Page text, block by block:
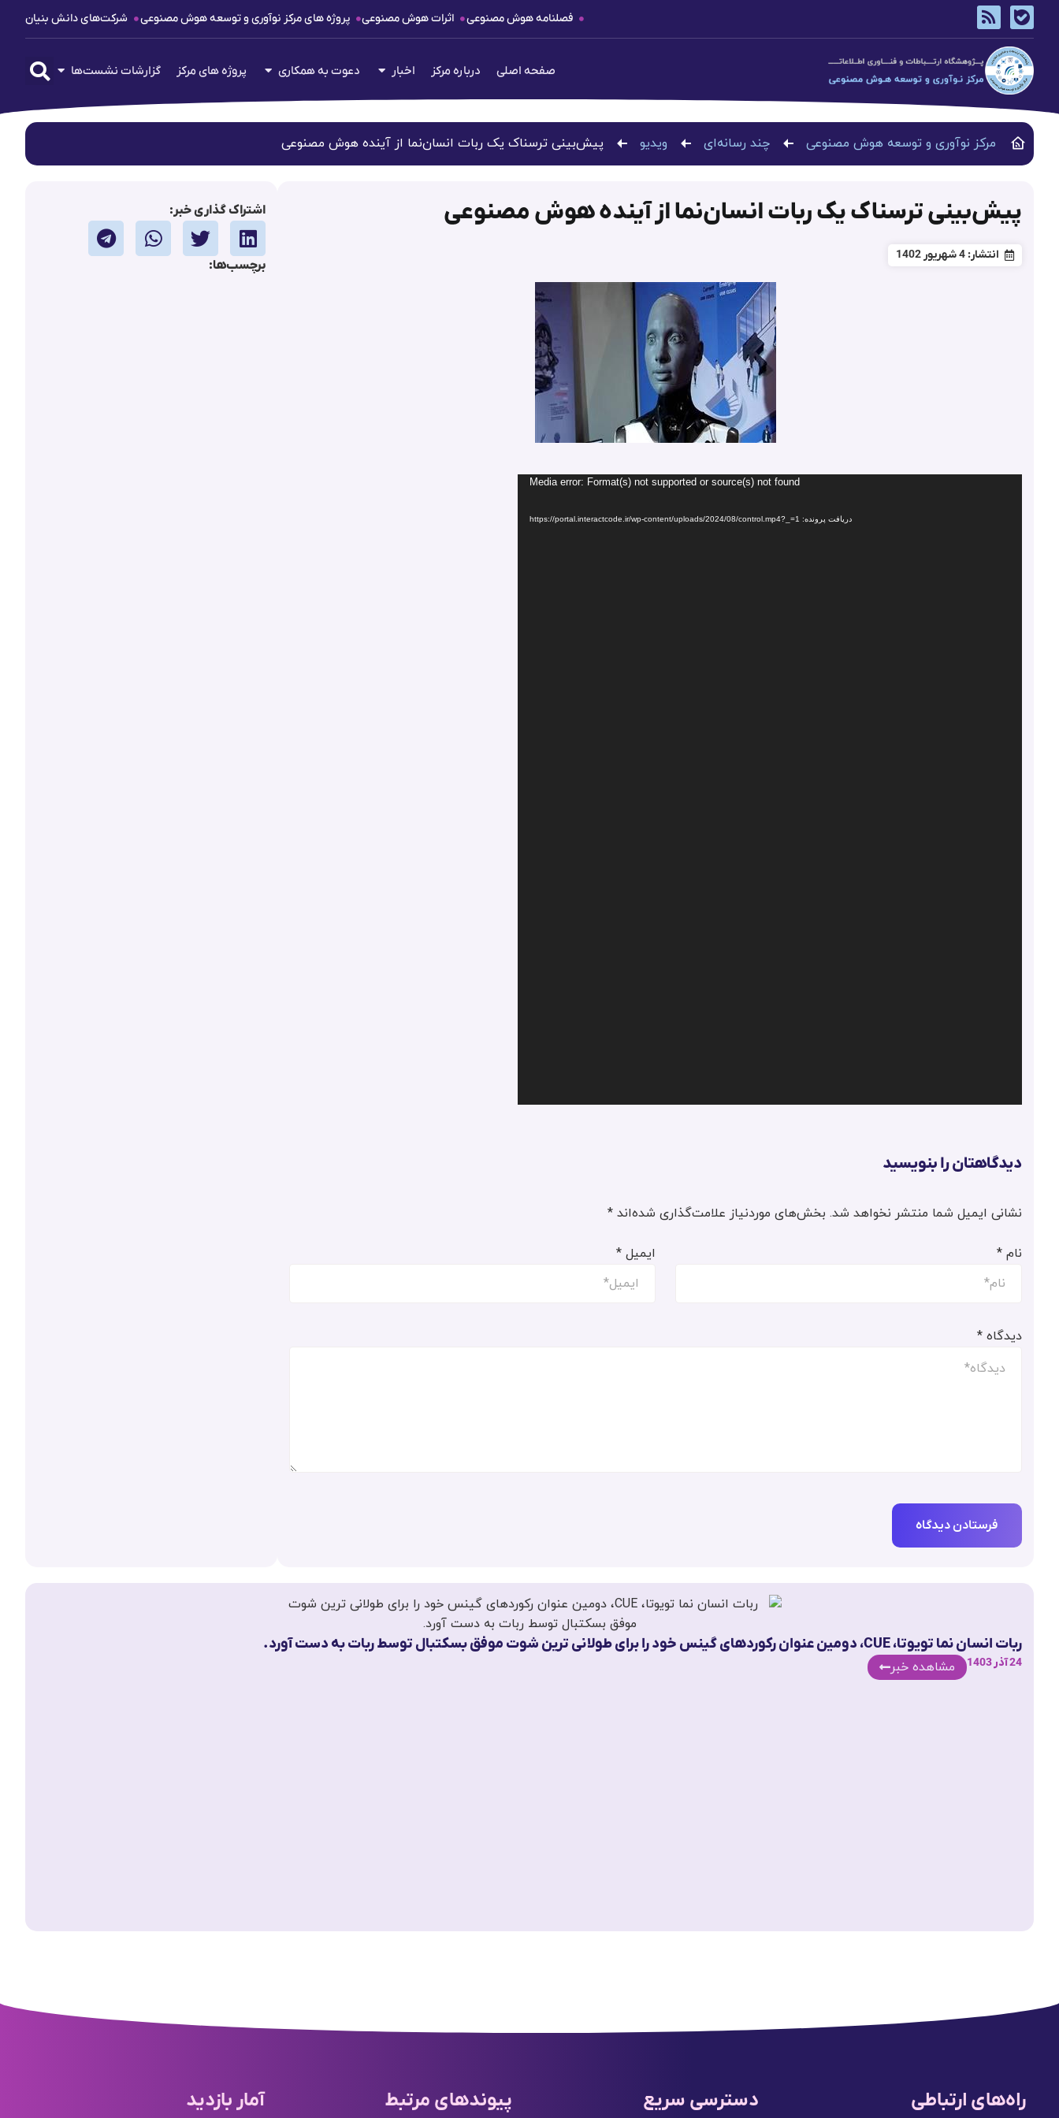
فصلنامه هوش مصنوعی اثرات هوش مصنوعی پروژه های مرکز نوآوری و توسعه هوش مصنوعی شرکت‌های دانش بنیان
صفحه اصلی درباره مرکز اخبار دعوت به همکاری پروژه های مرکز گزارشات نشست‌ها
مرکز نوآوری و توسعه هوش مصنوعی چند رسانه‌ای ویدیو پیش‌بینی ترسناک یک ربات انسان‌نما از آینده هوش مصنوعی
پیش‌بینی ترسناک یک ربات انسان‌نما از آینده هوش مصنوعی
انتشار: 4 شهریور 1402
Media error: Format(s) not supported or source(s) not found
دریافت پرونده: https://portal.interactcode.ir/wp-content/uploads/2024/08/control.mp4?_=1
دیدگاهتان را بنویسید
نشانی ایمیل شما منتشر نخواهد شد. بخش‌های موردنیاز علامت‌گذاری شده‌اند *
نام * ایمیل *
دیدگاه *
اشتراک گذاری خبر:
برچسب‌ها:
ربات انسان نما تویوتا، CUE، دومین عنوان رکوردهای گینس خود را برای طولانی ترین شوت موفق بسکتبال توسط ربات به دست آورد.
24 آذر 1403 مشاهده خبر
راه‌های ارتباطی دسترسی سریع پیوندهای مرتبط آمار بازدید